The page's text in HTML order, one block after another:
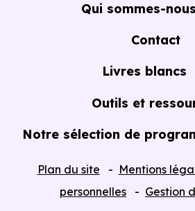
Qui sommes-
A propos
Contact
Livres blancs
Guide de l'Achat immobilier
Outils et
Notre sélection de
Plan du site Mentions
personnelles
Gestion